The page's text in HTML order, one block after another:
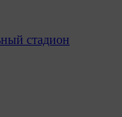
стадион